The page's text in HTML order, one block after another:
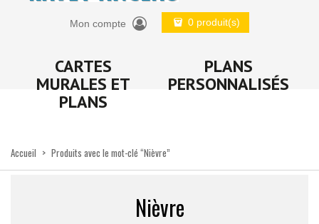
Mon compte 0 produit(s)
CARTES
MURALES ET
PLANS
PLANS
PERSONNALISÉS
Accueil > Produits avec le mot-clé “Nièvre”
Nièvre